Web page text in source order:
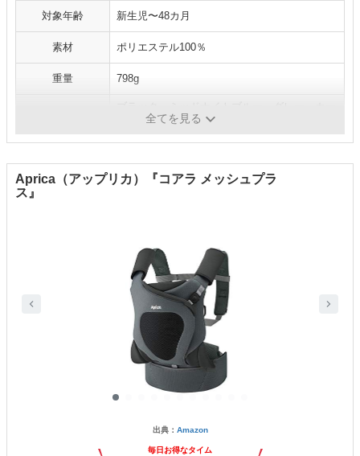
対象年齢 新生児〜48カ月
素材 ポリエステル100％
重量 798g
キなど全10色
全てを見る
Aprica（アップリカ）『コアラ メッシュプラ
ス』
出典： Amazon
毎日お得なタイム